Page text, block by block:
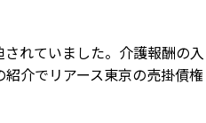
れていました。介護報酬の入
介でリアース東京の売掛債権